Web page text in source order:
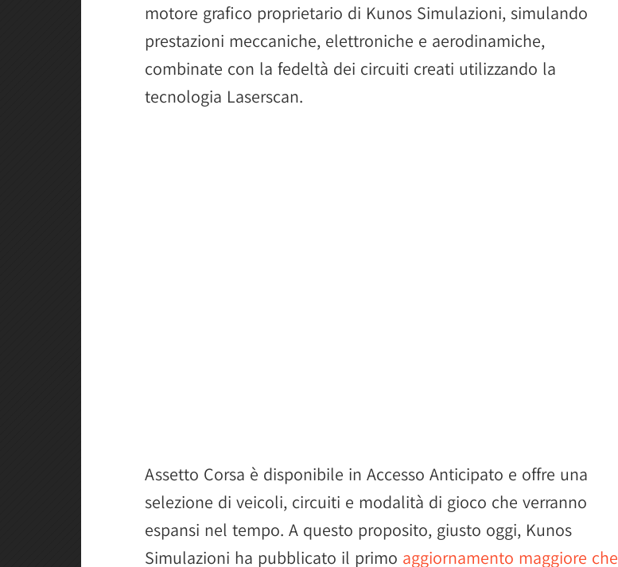
motore grafico proprietario di Kunos Simulazioni, simulando
prestazioni meccaniche, elettroniche e aerodinamiche,
combinate con la fedeltà dei circuiti creati utilizzando la
tecnologia Laserscan.
Assetto Corsa è disponibile in Accesso Anticipato e offre una
selezione di veicoli, circuiti e modalità di gioco che verranno
espansi nel tempo. A questo proposito, giusto oggi, Kunos
Simulazioni ha pubblicato il primo aggiornamento maggiore che